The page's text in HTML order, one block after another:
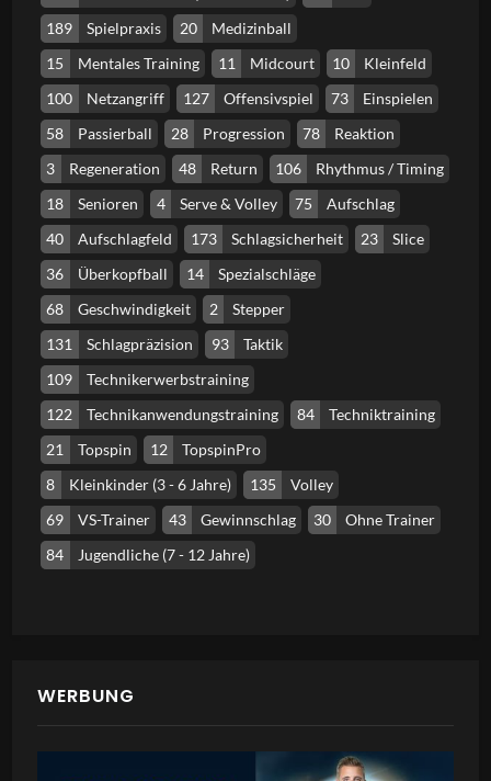
189
Spielpraxis 20
Medizinball
15
Mentales Training 11 Midcourt 10
Kleinfeld
100
Netzangriff 127 Offensivspiel 73
Einspielen
58
Passierball 28 Progression 78
Reaktion
3
Regeneration 48 Return 106
Rhythmus / Timing
18
Senioren 4 Serve & Volley 75
Aufschlag
40
Aufschlagfeld 173 Schlagsicherheit 23
Slice
36
Überkopfball 14
Spezialschläge
68
Geschwindigkeit 2
Stepper
131
Schlagpräzision 93
Taktik
109
Technikerwerbstraining
122
Technikanwendungstraining 84
Techniktraining
21
Topspin 12
TopspinPro
8
Kleinkinder (3 - 6 Jahre) 135
Volley
69
VS-Trainer 43 Gewinnschlag 30
Ohne Trainer
84
Jugendliche (7 - 12 Jahre)
WERBUNG